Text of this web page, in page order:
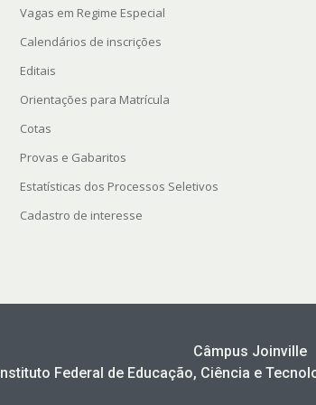
Vagas em Regime Especial
Calendários de inscrições
Editais
Orientações para Matrícula
Cotas
Provas e Gabaritos
Estatísticas dos Processos Seletivos
Cadastro de interesse
Câmpus Joinville
Instituto Federal de Educação, Ciência e